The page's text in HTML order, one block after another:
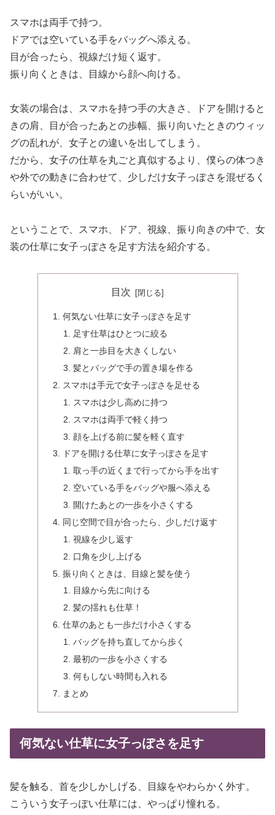
スマホは両手で持つ。
ドアでは空いている手をバッグへ添える。
目が合ったら、視線だけ短く返す。
振り向くときは、目線から顔へ向ける。
女装の場合は、スマホを持つ手の大きさ、ドアを開けると
きの肩、目が合ったあとの歩幅、振り向いたときのウィッ
グの乱れが、女子との違いを出してしまう。
だから、女子の仕草を丸ごと真似するより、僕らの体つき
や外での動きに合わせて、少しだけ女子っぽさを混ぜるく
らいがいい。
ということで、スマホ、ドア、視線、振り向きの中で、女
装の仕草に女子っぽさを足す方法を紹介する。
目次
何気ない仕草に女子っぽさを足す
足す仕草はひとつに絞る
肩と一歩目を大きくしない
髪とバッグで手の置き場を作る
スマホは手元で女子っぽさを足せる
スマホは少し高めに持つ
スマホは両手で軽く持つ
顔を上げる前に髪を軽く直す
ドアを開ける仕草に女子っぽさを足す
取っ手の近くまで行ってから手を出す
空いている手をバッグや服へ添える
開けたあとの一歩を小さくする
同じ空間で目が合ったら、少しだけ返す
視線を少し返す
口角を少し上げる
振り向くときは、目線と髪を使う
目線から先に向ける
髪の揺れも仕草！
仕草のあとも一歩だけ小さくする
バッグを持ち直してから歩く
最初の一歩を小さくする
何もしない時間も入れる
まとめ
何気ない仕草に女子っぽさを足す
髪を触る、首を少しかしげる、目線をやわらかく外す。
こういう女子っぽい仕草には、やっぱり憧れる。